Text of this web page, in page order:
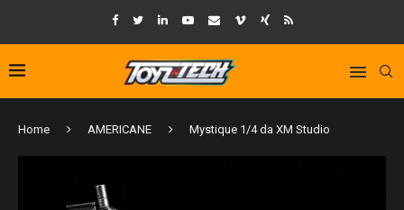
Home AMERICANE Mystique 1/4 da XM Studio